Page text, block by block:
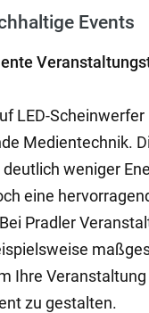
Events
LED-Scheinwerfer
Medientechnik.
weniger
eine
Pradler
Ihre Veranstaltung
zu gestalten.